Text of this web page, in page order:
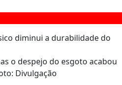
o despejo do esgoto acabou
Divulgação